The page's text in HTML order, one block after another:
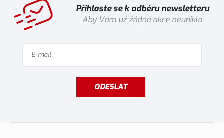
Přihlaste se k odběru newsletteru
Aby Vám už žádná akce neunikla
ODESLAT